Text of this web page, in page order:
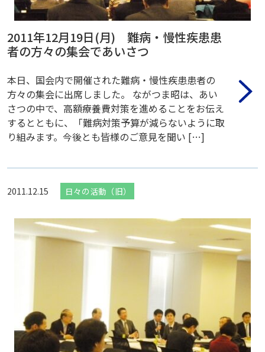
2011年12月19日(月) 難病・慢性疾患患
者の方々の集会であいさつ
本日、国会内で開催された難病・慢性疾患患者の
方々の集会に出席しました。 ながつま昭は、あい
さつの中で、高額療養費対策を進めることをお伝え
するとともに、「難病対策予算が減らないように取
り組みます。今後とも皆様のご意見を聞い […]
2011.12.15 日々の活動（旧）